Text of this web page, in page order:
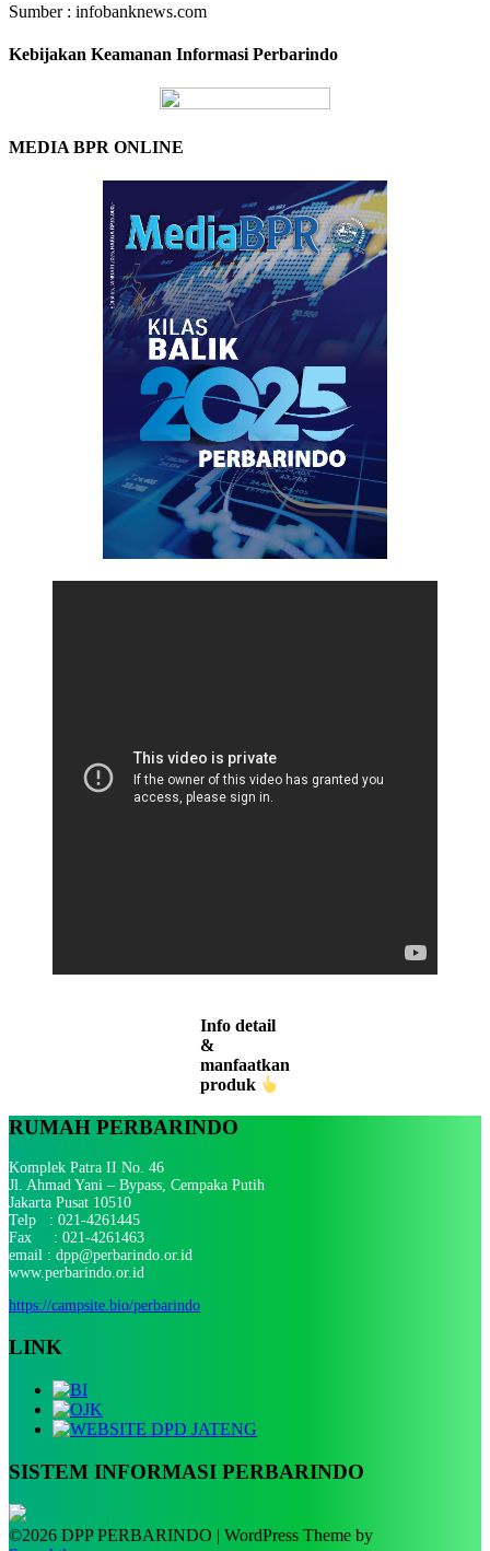
Sumber : infobanknews.com
Kebijakan Keamanan Informasi Perbarindo
MEDIA BPR ONLINE
Info detail
&
manfaatkan
produk
RUMAH PERBARINDO
Komplek Patra II No. 46
Jl. Ahmad Yani – Bypass, Cempaka Putih
Jakarta Pusat 10510
Telp : 021-4261445
Fax : 021-4261463
email : dpp@perbarindo.or.id
www.perbarindo.or.id
https://campsite.bio/perbarindo
LINK
SISTEM INFORMASI PERBARINDO
©2026 DPP PERBARINDO | WordPress Theme by